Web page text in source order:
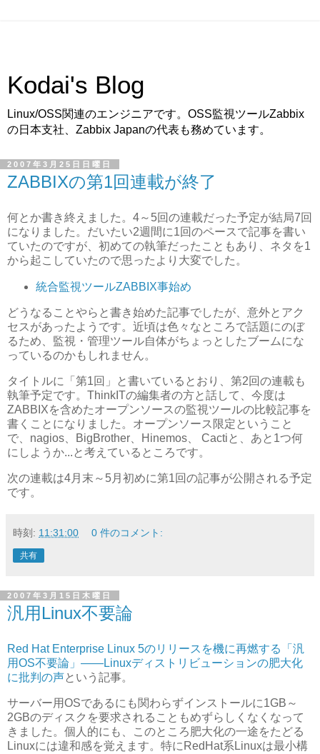
Kodai's Blog
Linux/OSS関連のエンジニアです。OSS監視ツールZabbix
の日本支社、Zabbix Japanの代表も務めています。
2007年3月25日日曜日
ZABBIXの第1回連載が終了
何とか書き終えました。4～5回の連載だった予定が結局7回
になりました。だいたい2週間に1回のペースで記事を書い
ていたのですが、初めての執筆だったこともあり、ネタを1
から起こしていたので思ったより大変でした。
統合監視ツールZABBIX事始め
どうなることやらと書き始めた記事でしたが、意外とアク
セスがあったようです。近頃は色々なところで話題にのぼ
るため、監視・管理ツール自体がちょっとしたブームにな
っているのかもしれません。
タイトルに「第1回」と書いているとおり、第2回の連載も
執筆予定です。ThinkITの編集者の方と話して、今度は
ZABBIXを含めたオープンソースの監視ツールの比較記事を
書くことになりました。オープンソース限定ということ
で、nagios、BigBrother、Hinemos、 Cactiと、あと1つ何
にしようか...と考えているところです。
次の連載は4月末～5月初めに第1回の記事が公開される予定
です。
時刻: 11:31:00 0 件のコメント:
共有
2007年3月15日木曜日
汎用Linux不要論
Red Hat Enterprise Linux 5のリリースを機に再燃する「汎
用OS不要論」――Linuxディストリビューションの肥大化
に批判の声という記事。
サーバー用OSであるにも関わらずインストールに1GB～
2GBのディスクを要求されることもめずらしくなくなって
きました。個人的にも、このところ肥大化の一途をたどる
Linuxには違和感を覚えます。特にRedHat系Linuxは最小構